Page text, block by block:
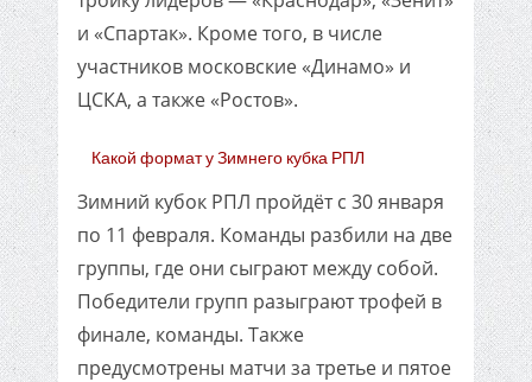
и «Спартак». Кроме того, в числе
участников московские «Динамо» и
ЦСКА, а также «Ростов».
Какой формат у Зимнего кубка РПЛ
Зимний кубок РПЛ пройдёт с 30 января
по 11 февраля. Команды разбили на две
группы, где они сыграют между собой.
Победители групп разыграют трофей в
финале, команды. Также
предусмотрены матчи за третье и пятое